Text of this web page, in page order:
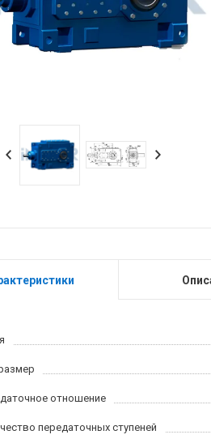
отношение
передаточных ступеней